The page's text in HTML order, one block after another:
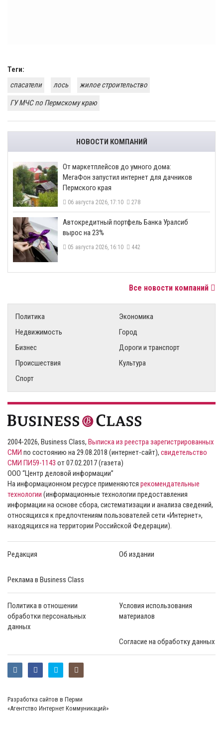
Теги:
спасатели
лось
жилое строительство
ГУ МЧС по Пермскому краю
НОВОСТИ КОМПАНИЙ
От маркетплейсов до умного дома:
МегаФон запустил интернет для дачников
Пермского края
06 августа 2026, 17:10 278
​Автокредитный портфель Банка Уралсиб
вырос на 23%
05 августа 2026, 16:10 442
Все новости компаний
Политика
Экономика
Недвижимость
Город
Бизнес
Дороги и транспорт
Происшествия
Культура
Спорт
2004-2026, Business Class, Выписка из реестра зарегистрированных
СМИ по состоянию на 29.08.2018 (интернет-сайт), свидетельство
СМИ ПИ59-1143 от 07.02.2017 (газета)
ООО “Центр деловой информации”
На информационном ресурсе применяются рекомендательные
технологии (информационные технологии предоставления
информации на основе сбора, систематизации и анализа сведений,
относящихся к предпочтениям пользователей сети «Интернет»,
находящихся на территории Российской Федерации).
Редакция Об издании
Реклама в Business Class
Политика в отношении
обработки персональных
данных
Условия использования
материалов
Согласие на обработку данных
Разработка сайтов в Перми
«Агентство Интернет Коммуникаций»